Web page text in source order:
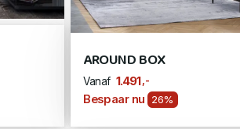
AROUND BOX
Vanaf 1.491 ,-
Bespaar nu 26%